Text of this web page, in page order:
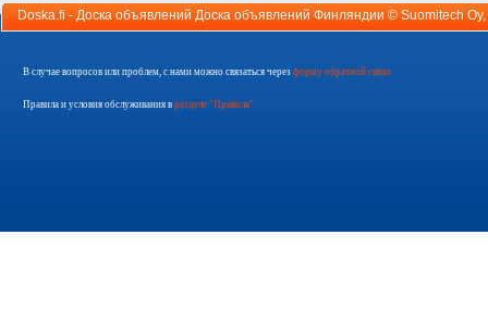
Doska.fi - Доска объявлений Доска объявлений Финляндии © Suomitech Oy
В случае вопросов или проблем, с нами можно связаться через форму обратной связи
Правила и условия обслуживания в разделе "Правила"